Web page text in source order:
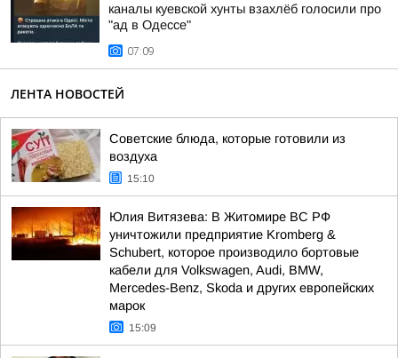
каналы куевской хунты взахлёб голосили про
"ад в Одессе"
07:09
ЛЕНТА НОВОСТЕЙ
Советские блюда, которые готовили из
воздуха
15:10
Юлия Витязева: В Житомире ВС РФ
уничтожили предприятие Kromberg &
Schubert, которое производило бортовые
кабели для Volkswagen, Audi, BMW,
Mercedes-Benz, Skoda и других европейских
марок
15:09